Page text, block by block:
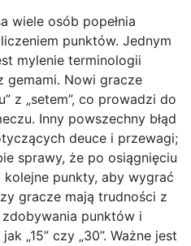
wiele osób popełnia
punktów. Jednym
mylenie terminologii
gemami. Nowi gracze
z „setem”, co prowadzi do
Inny powszechny błąd
deuce i przewagi;
sprawy, że po osiągnięciu
punkty, aby wygrać
gracze mają trudności z
punktów i
„15” czy „30”. Ważne jest